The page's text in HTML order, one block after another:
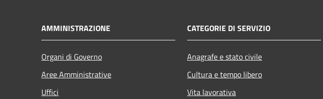
AMMINISTRAZIONE
Organi di Governo
Aree Amministrative
Uffici
CATEGORIE DI SERVIZIO
Anagrafe e stato civile
Cultura e tempo libero
Vita lavorativa